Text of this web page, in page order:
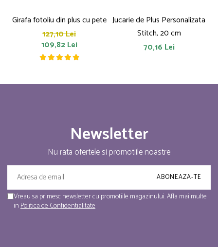
Girafa fotoliu din plus cu pete
127,10 Lei
109,82 Lei
Jucarie de Plus Personalizata
Stitch, 20 cm
70,16 Lei
Newsletter
Nu rata ofertele si promotiile noastre
Vreau sa primesc newsletter cu promotiile magazinului. Afla mai multe
inPolitica de Confidentialitate